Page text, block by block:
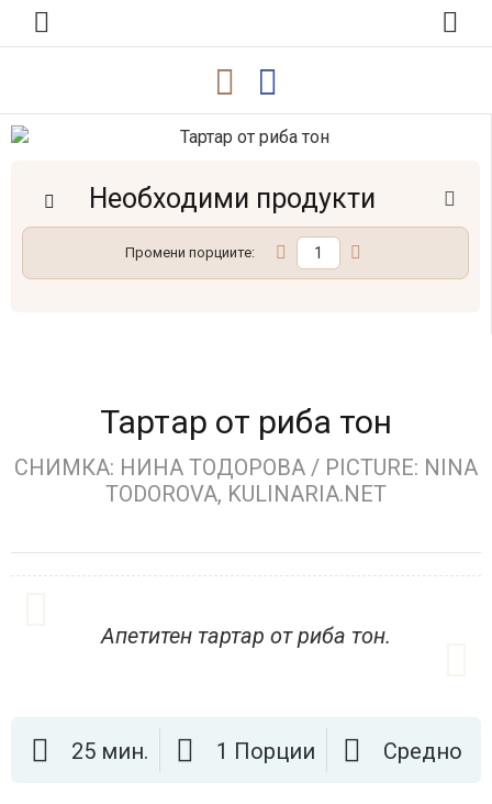
Необходими продукти
Промени порциите:
Тартар от риба тон
СНИМКА: НИНА ТОДОРОВА / PICTURE: NINA
TODOROVA, KULINARIA.NET
Апетитен тартар от риба тон.
25 мин. 1 Порции Средно